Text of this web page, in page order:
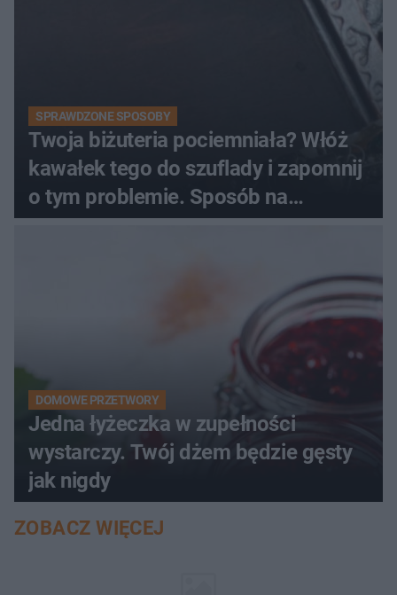
SPRAWDZONE SPOSOBY
Twoja biżuteria pociemniała? Włóż
kawałek tego do szuflady i zapomnij
o tym problemie. Sposób na
pociemniałą biżuterię
DOMOWE PRZETWORY
Jedna łyżeczka w zupełności
wystarczy. Twój dżem będzie gęsty
jak nigdy
ZOBACZ WIĘCEJ